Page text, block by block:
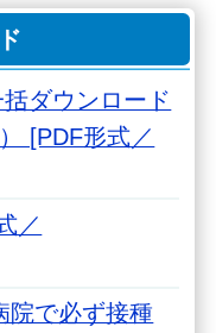
ダウンロード
[PDF形式／
／
院で必ず接種